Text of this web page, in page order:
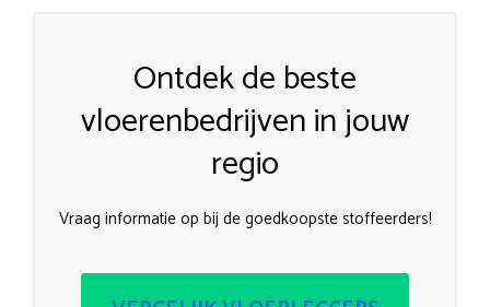
Ontdek de beste
vloerenbedrijven in jouw
regio
Vraag informatie op bij de goedkoopste stoffeerders!